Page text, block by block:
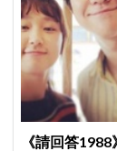
《請回答